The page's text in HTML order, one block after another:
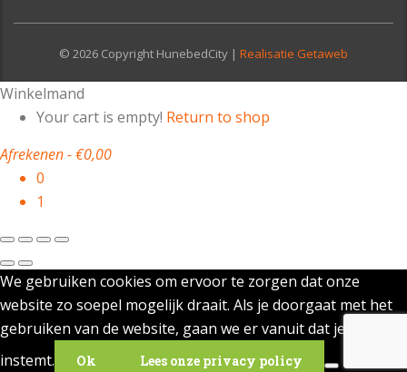
© 2026 Copyright HunebedCity | Realisatie Getaweb
Winkelmand
Your cart is empty! Return to shop
Afrekenen-€0,00
0
1
We gebruiken cookies om ervoor te zorgen dat onze
website zo soepel mogelijk draait. Als je doorgaat met het
gebruiken van de website, gaan we er vanuit dat je ermee
instemt.
Ok Lees onze privacy policy